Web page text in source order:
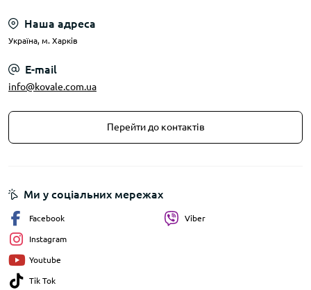
Наша адреса
Українa, м. Харків
E-mail
info@kovale.com.ua
Перейти до контактів
Ми у соціальних мережах
Facebook
Instagram
Youtube
Tik Tok
Viber